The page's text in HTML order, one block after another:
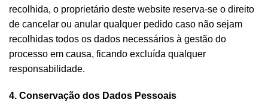
recolhida, o proprietário deste website reserva-se o direito
de cancelar ou anular qualquer pedido caso não sejam
recolhidas todos os dados necessários à gestão do
processo em causa, ficando excluída qualquer
responsabilidade.
4. Conservação dos Dados Pessoais